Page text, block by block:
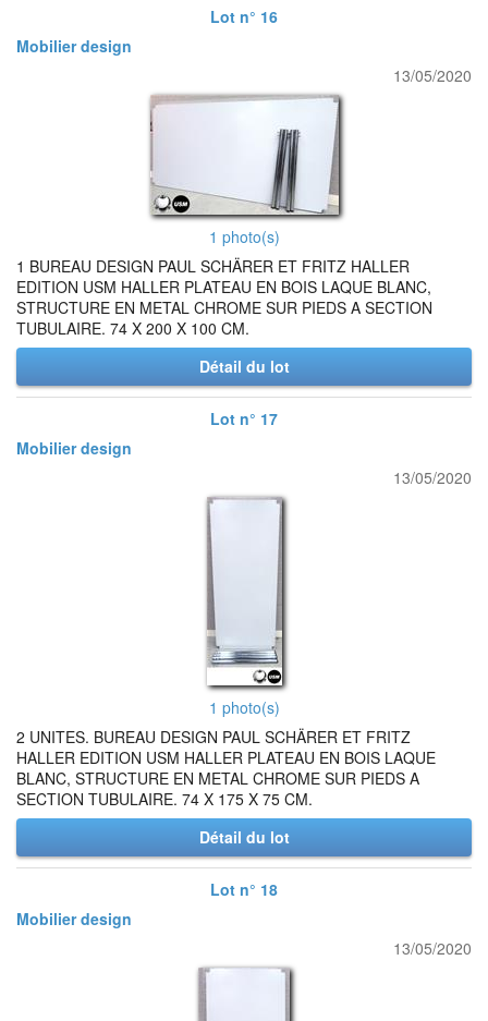
Lot n° 16
Mobilier design
13/05/2020
1 photo(s)
1 BUREAU DESIGN PAUL SCHÄRER ET FRITZ HALLER
EDITION USM HALLER PLATEAU EN BOIS LAQUE BLANC,
STRUCTURE EN METAL CHROME SUR PIEDS A SECTION
TUBULAIRE. 74 X 200 X 100 CM.
Détail du lot
Lot n° 17
Mobilier design
13/05/2020
1 photo(s)
2 UNITES. BUREAU DESIGN PAUL SCHÄRER ET FRITZ
HALLER EDITION USM HALLER PLATEAU EN BOIS LAQUE
BLANC, STRUCTURE EN METAL CHROME SUR PIEDS A
SECTION TUBULAIRE. 74 X 175 X 75 CM.
Détail du lot
Lot n° 18
Mobilier design
13/05/2020